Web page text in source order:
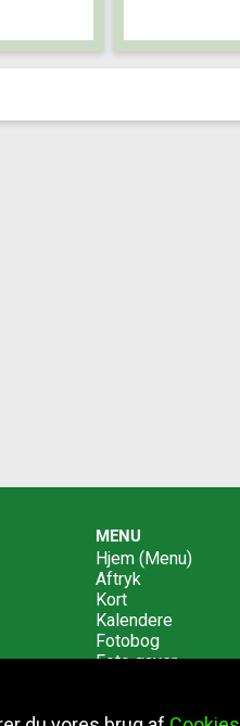
MENU
Hjem (Menu)
Aftryk
Kort
Kalendere
Fotobog
Foto gaver